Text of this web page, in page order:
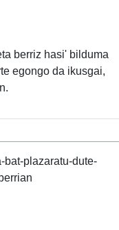
berriz hasi' bilduma
egongo da ikusgai,